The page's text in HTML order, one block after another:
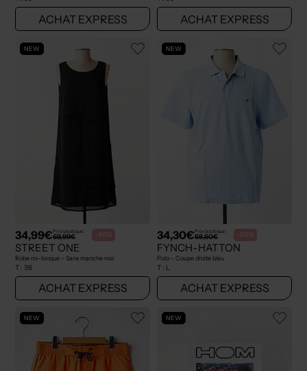
ACHAT EXPRESS ACHAT EXPRESS
NEW
34,99€Prix boutique :
69,99€ -50%
STREET ONE
Robe mi-longue - Sans manche noir
T : 36
ACHAT EXPRESS
NEW
34,30€Prix boutique :
68,60€ -50%
FYNCH-HATTON
Polo - Coupe droite bleu
T : L
ACHAT EXPRESS
NEW NEW